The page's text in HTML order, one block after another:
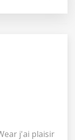
j'ai plaisir